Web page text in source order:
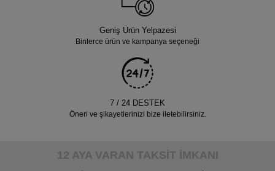
Geniş Ürün Yelpazesi
Binlerce ürün ve kampanya seçeneği
7 / 24 DESTEK
Öneri ve şikayetlerinizi bize iletebilirsiniz.
12 AYA VARAN TAKSİT İMKANI